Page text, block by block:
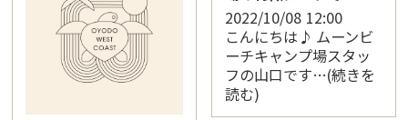
2022/10/08 12:00
こんにちは♪ ムーンビ
ーチキャンプ場スタッ
フの山口です…(続きを
読む)